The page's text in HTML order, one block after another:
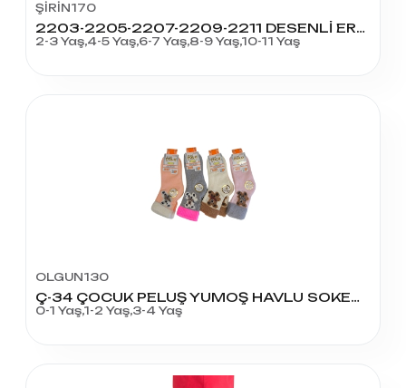
ŞİRİN170
2203-2205-2207-2209-2211 DESENLİ ERKEK ÇOCUK PATİK
2-3 Yaş,4-5 Yaş,6-7 Yaş,8-9 Yaş,10-11 Yaş
OLGUN130
Ç-34 ÇOCUK PELUŞ YUMOŞ HAVLU SOKET KÜÇÜK BOY
0-1 Yaş,1-2 Yaş,3-4 Yaş